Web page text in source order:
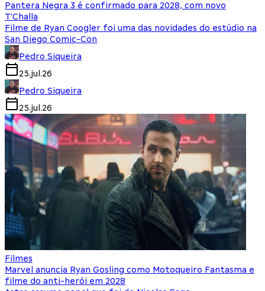
Pantera Negra 3 é confirmado para 2028, com novo
T'Challa
Filme de Ryan Coogler foi uma das novidades do estúdio na
San Diego Comic-Con
Pedro Siqueira
25.jul.26
Pedro Siqueira
25.jul.26
Filmes
Marvel anuncia Ryan Gosling como Motoqueiro Fantasma e
filme do anti-herói em 2028